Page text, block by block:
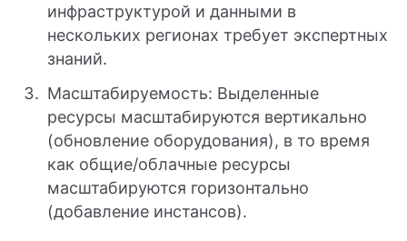
инфраструктурой и данными в
нескольких регионах требует экспертных
знаний.
Масштабируемость: Выделенные
ресурсы масштабируются вертикально
(обновление оборудования), в то время
как общие/облачные ресурсы
масштабируются горизонтально
(добавление инстансов).